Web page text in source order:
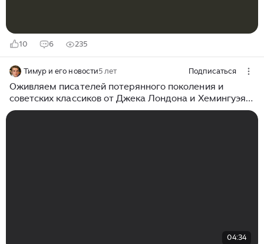
10 6 235
Тимур и его новости5 лет Подписаться
Оживляем писателей потерянного поколения и
советских классиков от Джека Лондона и Хемингуэя
до Шолохова с Гайдаром #нейросеть
04:34